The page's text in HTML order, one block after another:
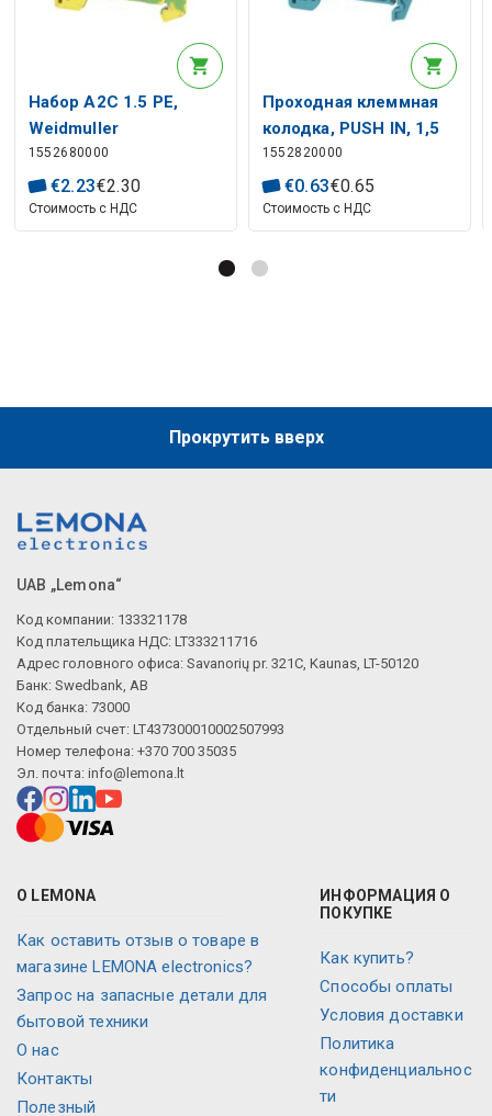
Набор A2C 1.5 PE,
Weidmuller
1552680000
€2.23€2.30
Стоимость с НДС
Проходная клеммная
колодка, PUSH IN, 1,5
мм², 500 В, 17,5 А,
Количество
подключений: 2
1552820000
€0.63€0.65
Стоимость с НДС
Прокрутить вверх
UAB „Lemona“
Код компании: 133321178
Код плательщика НДС: LT333211716
Адрес головного офиса: Savanorių pr. 321C, Kaunas, LT-50120
Банк: Swedbank, AB
Код банка: 73000
Отдельный счет: LT437300010002507993
Номер телефона: +370 700 35035
Эл. почта: info@lemona.lt
О LEMONA
Как оставить отзыв о товаре в
магазине LEMONA electronics?
Запрос на запасные детали для
бытовой техники
O нас
Контакты
Полезный
ИНФОРМАЦИЯ О
ПОКУПКЕ
Как купить?
Способы оплаты
Условия доставки
Политика
конфиденциальнос
ти